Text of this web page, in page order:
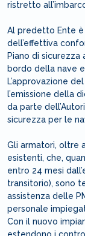
ristretto
Al predetto Ente è
dell’effettiva
Piano di
bordo della nave
L’approvazione
l’emissione della
da parte
sicurezza per le
Gli armatori, oltre
esistenti, che,
entro 24 mesi
transitorio), sono
assistenza delle
personale
Con il nuovo
estendono i